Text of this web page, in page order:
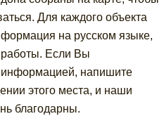
Для каждого объекта
на русском языке,
Если Вы
информацией, напишите
этого места, и наши
благодарны.